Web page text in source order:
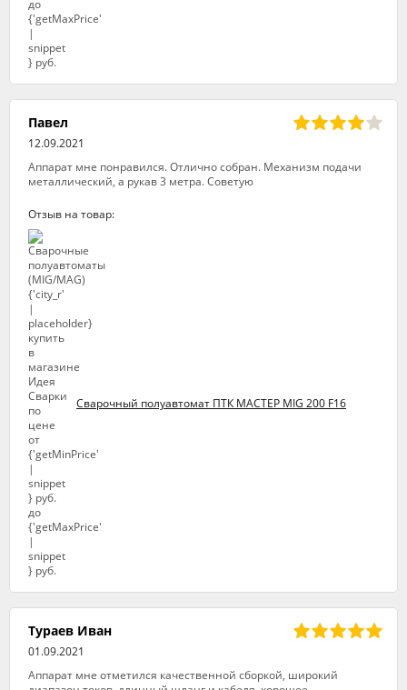
Павел
12.09.2021
Аппарат мне понравился. Отлично собран. Механизм подачи
металлический, а рукав 3 метра. Советую
Отзыв на товар:
Сварочный полуавтомат ПТК МАСТЕР MIG 200 F16
Тураев Иван
01.09.2021
Аппарат мне отметился качественной сборкой, широкий